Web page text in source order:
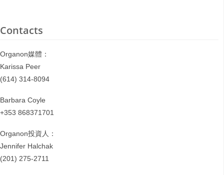
Contacts
Organon媒體：
Karissa Peer
(614) 314-8094
Barbara Coyle
+353 868371701
Organon投資人：
Jennifer Halchak
(201) 275-2711